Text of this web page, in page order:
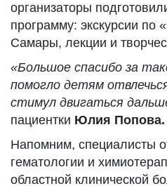
организаторы
программу: экскурсии по
Самары, лекции и
«Большое спасибо за
помогло детям
стимул двигаться
пациентки Юлия Попова.
Напомним, специалисты
гематологии и
областной клинической